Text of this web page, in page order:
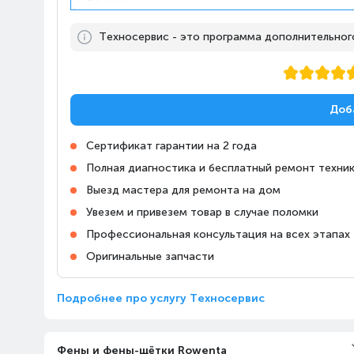
Апорт-Молл
10:00-23:00
на Райымбека, 147/127
Казахстан, Алматы,
проспект Райымбека,
147/127
Алматы, Магазин Алматы
Апорт Кульджинка
Казахстан, Алматы,
Медеуский район,
Кульджинский тракт, 106
Жандосова, 83
Техносервис - это программа
Сертификат гарантии на 2 года
Полная диагностика и бесплатный ремонт
Выезд мастера для ремонта на дом
Увезем и привезем товар в случае поломки
Профессиональная консультация на всех этапах
Оригинальные запчасти
Подробнее про услугу Техносервис
Фены и фены-щётки Rowenta